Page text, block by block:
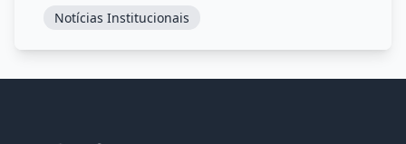
Notícias Institucionais